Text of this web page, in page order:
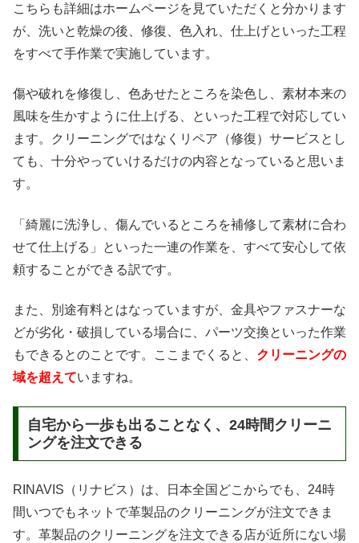
こちらも詳細はホームページを見ていただくと分かります
が、洗いと乾燥の後、修復、色入れ、仕上げといった工程
をすべて手作業で実施しています。
傷や破れを修復し、色あせたところを染色し、素材本来の
風味を生かすように仕上げる、といった工程で対応してい
ます。クリーニングではなくリペア（修復）サービスとし
ても、十分やっていけるだけの内容となっていると思いま
す。
「綺麗に洗浄し、傷んでいるところを補修して素材に合わ
せて仕上げる」といった一連の作業を、すべて安心して依
頼することができる訳です。
また、別途有料とはなっていますが、金具やファスナーな
どが劣化・破損している場合に、パーツ交換といった作業
もできるとのことです。ここまでくると、 クリーニングの
域を超えていますね。
自宅から一歩も出ることなく、24時間クリーニ
ングを注文できる
RINAVIS（リナビス）は、日本全国どこからでも、24時
間いつでもネットで革製品のクリーニングが注文できま
す。革製品のクリーニングを注文できる店が近所にない場